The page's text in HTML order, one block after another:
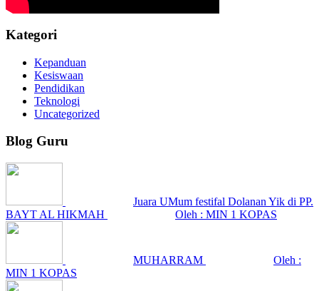
Kategori
Kepanduan
Kesiswaan
Pendidikan
Teknologi
Uncategorized
Blog Guru
Juara UMum festifal Dolanan Yik di PP.
BAYT AL HIKMAH
Oleh : MIN 1 KOPAS
MUHARRAM
Oleh :
MIN 1 KOPAS